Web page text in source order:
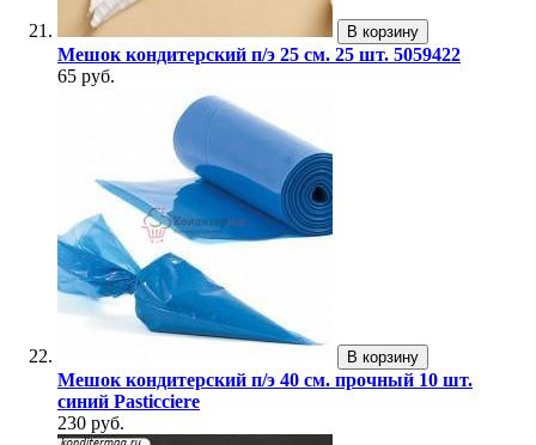
В корзину
Мешок кондитерский п/э 25 см. 25 шт. 5059422
65 руб.
В корзину
Мешок кондитерский п/э 40 см. прочный 10 шт.
синий Pasticciere
230 руб.